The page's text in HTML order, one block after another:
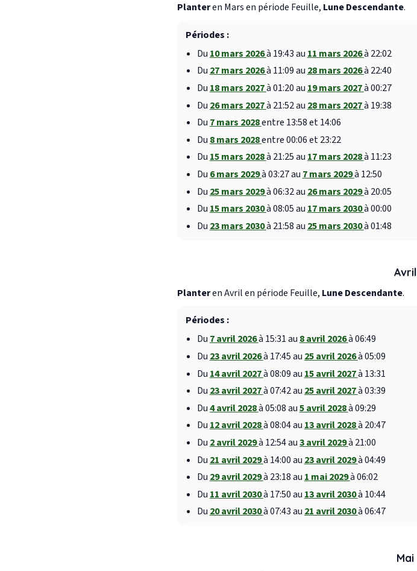
Planteren Mars en période Feuille, Lune Descendante.
Périodes :
Du 10 mars 2026à 19:43 au 11 mars 2026à 22:02
Du27 mars 2026à 11:09 au28 mars 2026à 22:40
Du 18 mars 2027à 01:20 au 19 mars 2027à 00:27
Du 26 mars 2027à 21:52 au 28 mars 2027à 19:38
Du 7 mars 2028entre 13:58 et 14:06
Du 8 mars 2028entre 00:06 et 23:22
Du 15 mars 2028à 21:25 au 17 mars 2028à 11:23
Du 6 mars 2029à 03:27 au 7 mars 2029à 12:50
Du 25 mars 2029à 06:32 au 26 mars 2029à 20:05
Du 15 mars 2030à 08:05 au 17 mars 2030à 00:00
Du 23 mars 2030à 21:58 au 25 mars 2030à 01:48
Avril
Planteren Avril en période Feuille, Lune Descendante.
Périodes :
Du7 avril 2026à 15:31 au8 avril 2026à 06:49
Du 23 avril 2026à 17:45 au 25 avril 2026à 05:09
Du 14 avril 2027à 08:09 au 15 avril 2027à 13:31
Du 23 avril 2027à 07:42 au 25 avril 2027à 03:39
Du4 avril 2028à 05:08 au5 avril 2028à 09:29
Du12 avril 2028à 08:04 au13 avril 2028à 20:47
Du 2 avril 2029à 12:54 au3 avril 2029à 21:00
Du 21 avril 2029à 14:00 au 23 avril 2029à 04:49
Du 29 avril 2029à 23:18 au 1 mai 2029à 06:02
Du 11 avril 2030à 17:50 au 13 avril 2030à 10:44
Du20 avril 2030à 07:43 au21 avril 2030à 06:47
Mai